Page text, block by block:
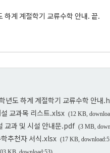
계 계절학기 교류수학 안내. 끝.
년도 하계 계절학기 교류수학 안내
교과목 리스트.xlsx (12 KB,
교과 및 시설 안내문.pdf (3 MB,
추천자 서식.xlsx (17 KB,